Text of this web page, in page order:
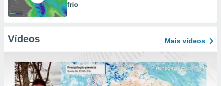
frio
Vídeos Mais vídeos